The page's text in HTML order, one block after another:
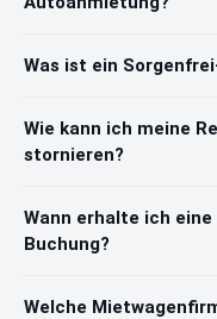
Was ist ein
Wie kann ich meine
stornieren?
Wann erhalte ich
Buchung?
Welche